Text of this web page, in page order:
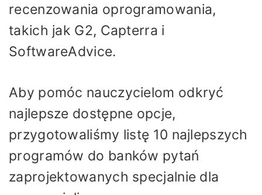
recenzowania oprogramowania,
takich jak G2, Capterra i
SoftwareAdvice.
Aby pomóc nauczycielom odkryć
najlepsze dostępne opcje,
przygotowaliśmy listę 10 najlepszych
programów do banków pytań
zaprojektowanych specjalnie dla